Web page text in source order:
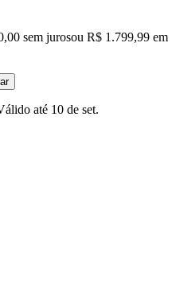
sem jurosou R$ 1.799,99 em
até 10 de set.